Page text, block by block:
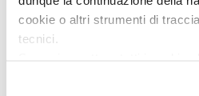
cookie o altri strumenti di
tecnici.
Verified buyer